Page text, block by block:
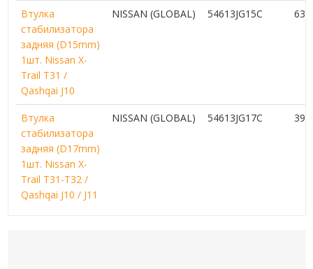
Втулка
стабилизатора
задняя (D15mm)
1шт. Nissan X-
Trail T31 /
Qashqai J10
NISSAN (GLOBAL) 54613JG15C 630
Втулка
стабилизатора
задняя (D17mm)
1шт. Nissan X-
Trail T31-T32 /
Qashqai J10 / J11
NISSAN (GLOBAL) 54613JG17C 390